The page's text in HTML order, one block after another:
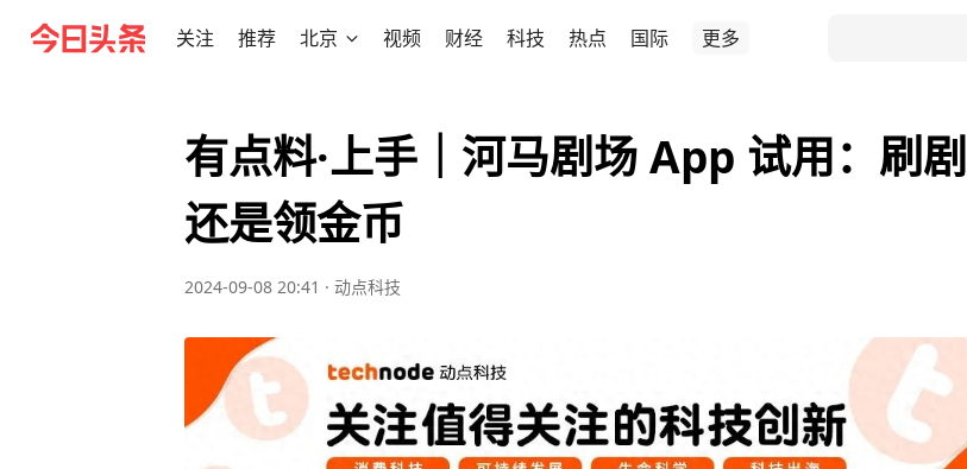
关注 推荐 北京 视频 财经 科技 热点 国际 更多
有点料·上手｜河马剧场 App 试用：刷剧
还是领金币
2024-09-08 20:41 · 动点科技